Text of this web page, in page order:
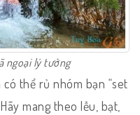
ngoại lý tưởng
có thể rủ nhóm bạn “set
mang theo lều, bạt,